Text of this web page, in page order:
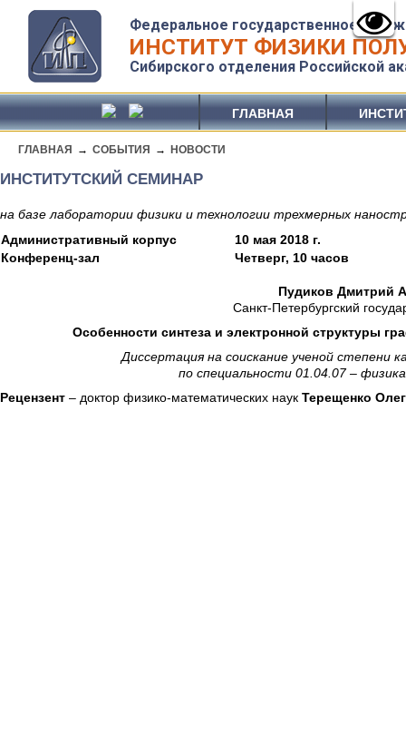
Федеральное государственное
ИНСТИТУТ ФИЗИКИ
Сибирского отделения Российской
ГЛАВНАЯ
ГЛАВНАЯ → СОБЫТИЯ → НОВОСТИ
ИНСТИТУТСКИЙ СЕМИНАР
на базе лаборатории физики и технологии трехмерных
Административный корпус
10 мая 2018 г.
Конференц-зал
Четверг, 10 часов
Пудиков Дмитрий
Санкт-Петербургский
Особенности синтеза и электронной структуры
Диссертация на соискание ученой степени
по специальности 01.04.07 –
Рецензент – доктор физико-математических наук Терещенко